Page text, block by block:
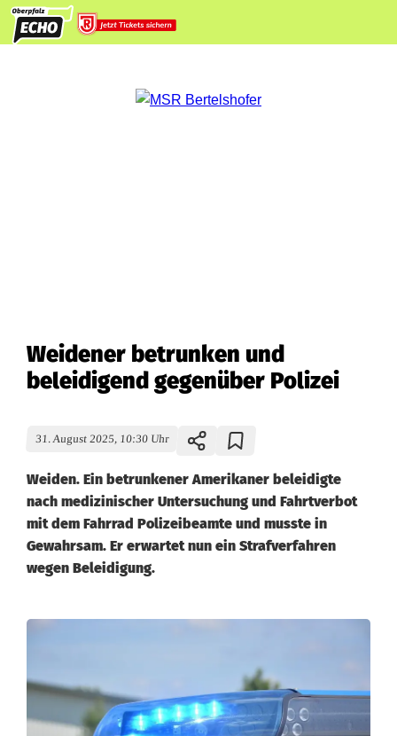
Weidener betrunken und
beleidigend gegenüber Polizei
31. August 2025, 10:30 Uhr
Weiden. Ein betrunkener Amerikaner beleidigte
nach medizinischer Untersuchung und Fahrtverbot
mit dem Fahrrad Polizeibeamte und musste in
Gewahrsam. Er erwartet nun ein Strafverfahren
wegen Beleidigung.